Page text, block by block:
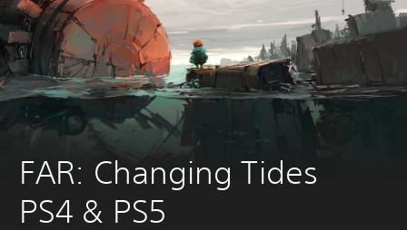
FAR: Changing Tides
PS4 & PS5